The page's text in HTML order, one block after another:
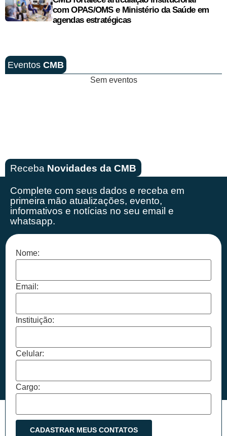
com OPAS/OMS e Ministério da Saúde em
agendas estratégicas
Eventos CMB
Sem eventos
Receba Novidades da CMB
Complete com seus dados e receba em
primeira mão atualizações, evento,
informativos e notícias no seu email e
whatsapp.
Nome:
Email:
Instituição:
Celular:
Cargo: